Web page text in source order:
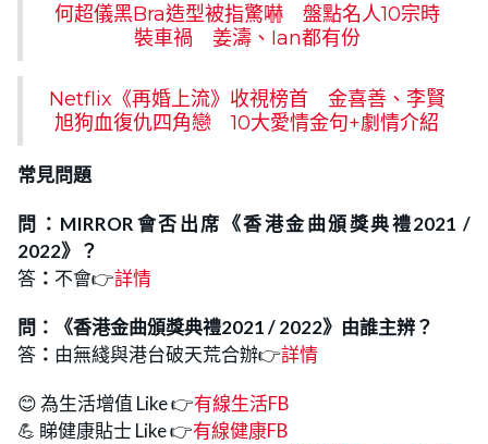
何超儀黑Bra造型被指驚嚇 盤點名人10宗時
裝車禍 姜濤、Ian都有份
Netflix《再婚上流》收視榜首 金喜善、李賢
旭狗血復仇四角戀 10大愛情金句+劇情介紹
常見問題
問：MIRROR會否出席《香港金曲頒獎典禮2021 /
2022》？
答 ： 不會👉詳情
問 ：
《香港金曲頒獎典禮2021 / 2022》由誰主辨？
答 ： 由無綫與港台破天荒合辦👉詳情
😊 為生活增值 Like 👉有線生活FB
💪 睇健康貼士 Like 👉有線健康FB